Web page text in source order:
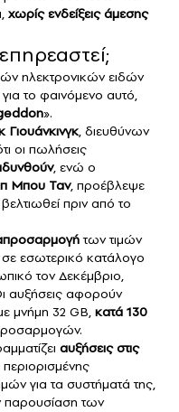
χωρίς ενδείξεις άμεσης
ηλεκτρονικών ειδών
το φαινόμενο αυτό,
».
Γιουάνκινγκ, διευθύνων
οι πωλήσεις
, ενώ ο
Μπου Ταν, προέβλεψε
πριν από το
των τιμών
εσωτερικό κατάλογο
τον Δεκέμβριο,
αυξήσεις αφορούν
μνήμη 32 GB,κατά 130
αυξήσεις στις
για τα συστήματά της,
παρουσίαση των